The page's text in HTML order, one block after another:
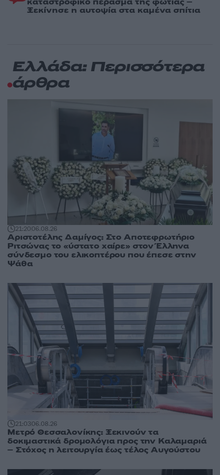
Ξεκίνησε η αυτοψία στα καμένα σπίτια
Ελλάδα: Περισσότερα
άρθρα
21:2006.08.26
Αριστοτέλης Δαμίγος: Στο Αποτεφρωτήριο
Ριτσώνας το «ύστατο χαίρε» στον Έλληνα
σύνδεσμο του ελικοπτέρου που έπεσε στην
Ψάθα
21:0306.08.26
Μετρό Θεσσαλονίκης: Ξεκινούν τα
δοκιμαστικά δρομολόγια προς την Καλαμαριά
– Στόχος η λειτουργία έως τέλος Αυγούστου